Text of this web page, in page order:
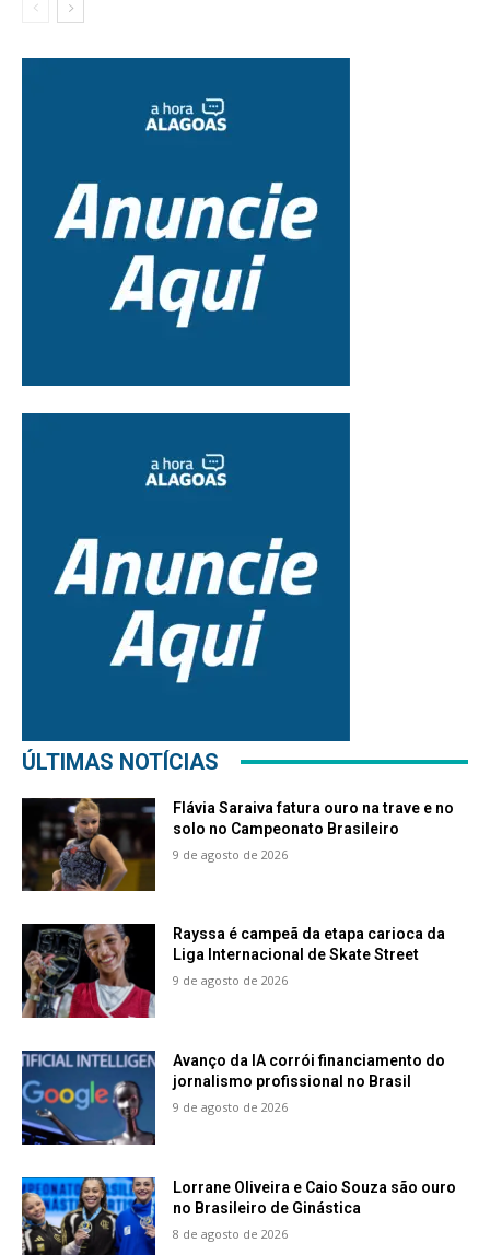
ÚLTIMAS NOTÍCIAS
Flávia Saraiva fatura ouro na trave e no
solo no Campeonato Brasileiro
9 de agosto de 2026
Rayssa é campeã da etapa carioca da
Liga Internacional de Skate Street
9 de agosto de 2026
Avanço da IA corrói financiamento do
jornalismo profissional no Brasil
9 de agosto de 2026
Lorrane Oliveira e Caio Souza são ouro
no Brasileiro de Ginástica
8 de agosto de 2026